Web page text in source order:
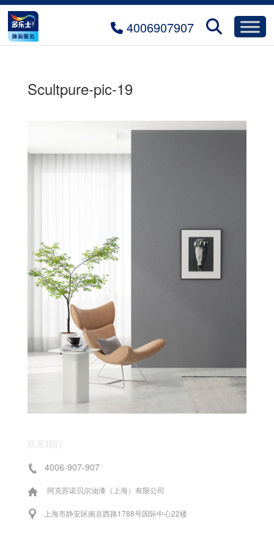
4006907907
Scultpure-pic-19
联系我们
4006-907-907
阿克苏诺贝尔油漆（上海）有限公司
上海市静安区南京西路1788号国际中心22楼